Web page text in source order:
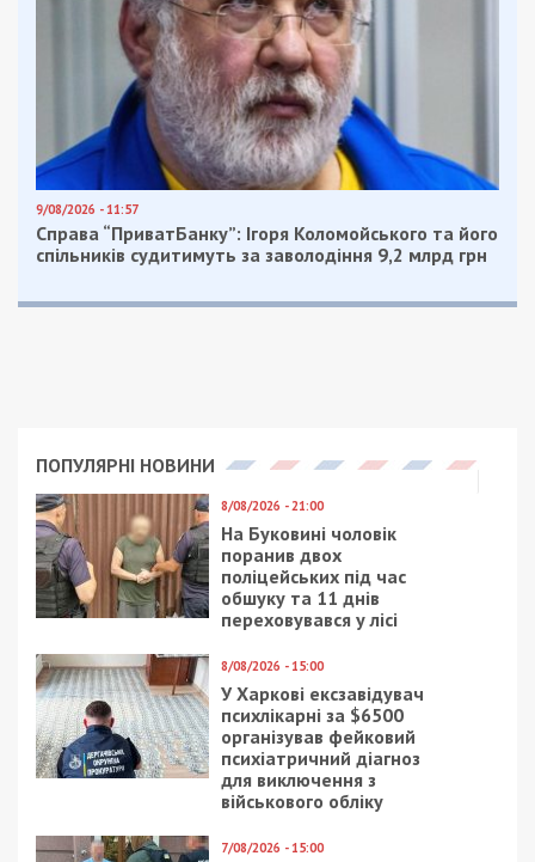
9/08/2026 - 11:57
Справа “ПриватБанку”: Ігоря Коломойського та його
спільників судитимуть за заволодіння 9,2 млрд грн
ПОПУЛЯРНІ НОВИНИ
8/08/2026 - 21:00
На Буковині чоловік
поранив двох
поліцейських під час
обшуку та 11 днів
переховувався у лісі
8/08/2026 - 15:00
У Харкові ексзавідувач
психлікарні за $6500
організував фейковий
психіатричний діагноз
для виключення з
військового обліку
7/08/2026 - 15:00